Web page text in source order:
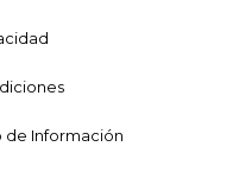
de Información